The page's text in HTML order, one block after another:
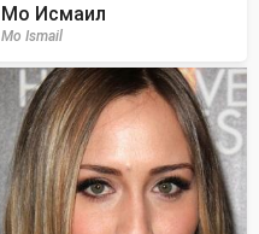
Мо Исмаил
Mo Ismail